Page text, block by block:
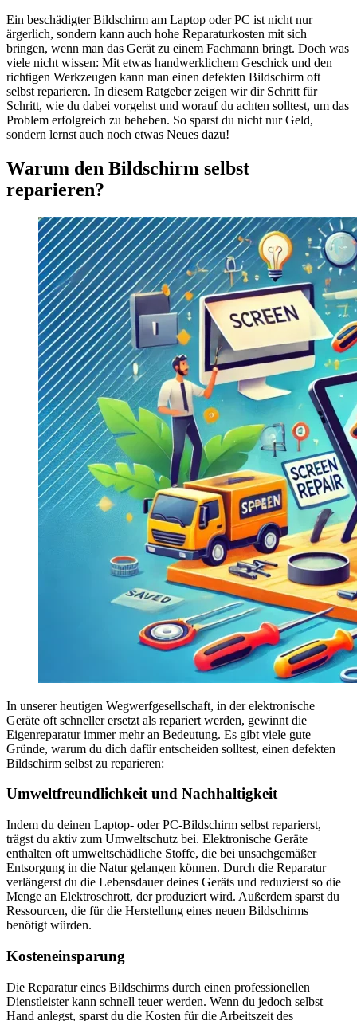
Ein beschädigter Bildschirm am Laptop oder PC ist nicht nur
ärgerlich, sondern kann auch hohe Reparaturkosten mit sich
bringen, wenn man das Gerät zu einem Fachmann bringt. Doch was
viele nicht wissen: Mit etwas handwerklichem Geschick und den
richtigen Werkzeugen kann man einen defekten Bildschirm oft
selbst reparieren. In diesem Ratgeber zeigen wir dir Schritt für
Schritt, wie du dabei vorgehst und worauf du achten solltest, um das
Problem erfolgreich zu beheben. So sparst du nicht nur Geld,
sondern lernst auch noch etwas Neues dazu!
Warum den Bildschirm selbst
reparieren?
In unserer heutigen Wegwerfgesellschaft, in der elektronische
Geräte oft schneller ersetzt als repariert werden, gewinnt die
Eigenreparatur immer mehr an Bedeutung. Es gibt viele gute
Gründe, warum du dich dafür entscheiden solltest, einen defekten
Bildschirm selbst zu reparieren:
Umweltfreundlichkeit und Nachhaltigkeit
Indem du deinen Laptop- oder PC-Bildschirm selbst reparierst,
trägst du aktiv zum Umweltschutz bei. Elektronische Geräte
enthalten oft umweltschädliche Stoffe, die bei unsachgemäßer
Entsorgung in die Natur gelangen können. Durch die Reparatur
verlängerst du die Lebensdauer deines Geräts und reduzierst so die
Menge an Elektroschrott, der produziert wird. Außerdem sparst du
Ressourcen, die für die Herstellung eines neuen Bildschirms
benötigt würden.
Kosteneinsparung
Die Reparatur eines Bildschirms durch einen professionellen
Dienstleister kann schnell teuer werden. Wenn du jedoch selbst
Hand anlegst, sparst du die Kosten für die Arbeitszeit des